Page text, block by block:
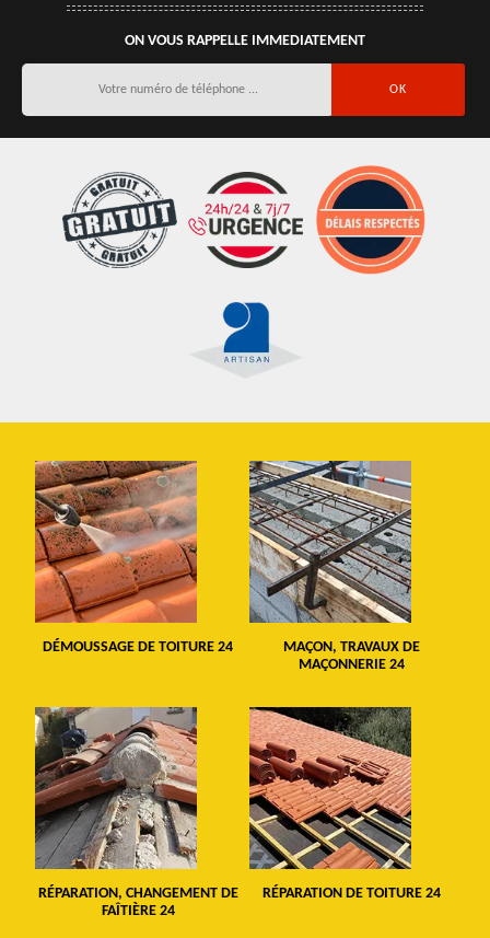
ON VOUS RAPPELLE IMMEDIATEMENT
DÉMOUSSAGE DE TOITURE 24
MAÇON, TRAVAUX DE
MAÇONNERIE 24
RÉPARATION, CHANGEMENT DE
FAÎTIÈRE 24
RÉPARATION DE TOITURE 24